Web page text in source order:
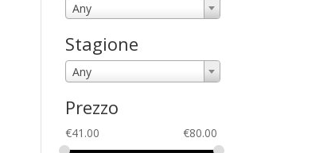
Any
Stagione
Any
Prezzo
€41.00 €80.00